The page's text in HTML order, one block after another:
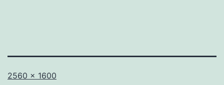
Originalgröße
2560 × 1600